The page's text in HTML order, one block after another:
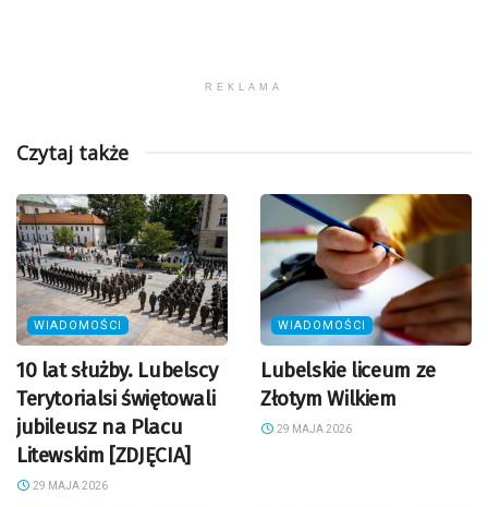
REKLAMA
Czytaj także
WIADOMOŚCI
10 lat służby. Lubelscy
Terytorialsi świętowali
jubileusz na Placu
Litewskim [ZDJĘCIA]
29 MAJA 2026
WIADOMOŚCI
Lubelskie liceum ze
Złotym Wilkiem
29 MAJA 2026